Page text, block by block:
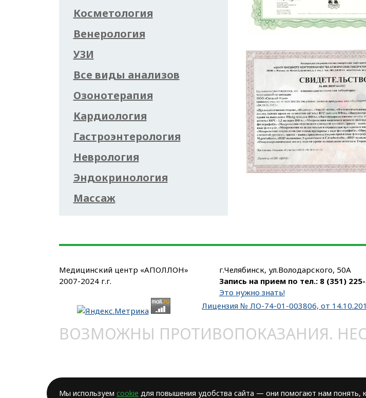
Косметология
Венерология
УЗИ
Все виды анализов
Озонотерапия
Кардиология
Гастроэнтерология
Неврология
Эндокринология
Массаж
Медицинский центр «АПОЛЛОН»
2007-2024 г.г.
г.Челябинск, ул.Володарского, 50А
Запись на прием по тел.: 8 (351)
Это нужно знать!
Лицензия № ЛО-74-01-003806, от
ВОЗМОЖНЫ ПРОТИВОПОКАЗАНИЯ.
Мы используем cookie для повышения удобства сайта — они помогают нам понять,